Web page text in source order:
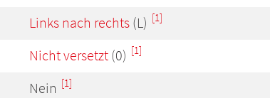
Links nach rechts (L) [1]
Nicht versetzt (0) [1]
Nein [1]